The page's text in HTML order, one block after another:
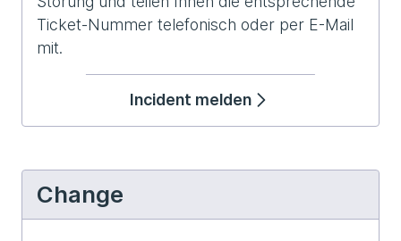
Ticket-Nummer telefonisch oder per E-Mail
mit.
Incident melden
Change